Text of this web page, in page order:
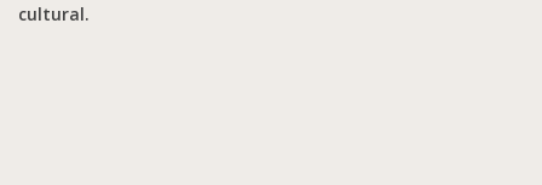
cultural.